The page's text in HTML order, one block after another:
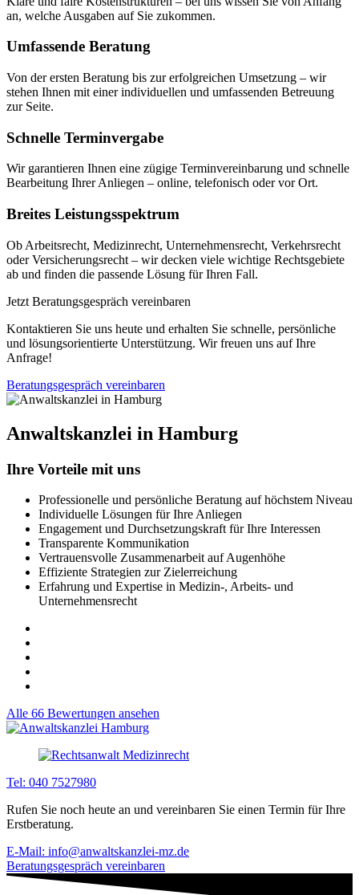
an, welche Ausgaben auf Sie zukommen.
Umfassende Beratung
Von der ersten Beratung bis zur erfolgreichen Umsetzung – wir
stehen Ihnen mit einer individuellen und umfassenden Betreuung
zur Seite.
Schnelle Terminvergabe
Wir garantieren Ihnen eine zügige Terminvereinbarung und schnelle
Bearbeitung Ihrer Anliegen – online, telefonisch oder vor Ort.
Breites Leistungsspektrum
Ob Arbeitsrecht, Medizinrecht, Unternehmensrecht, Verkehrsrecht
oder Versicherungsrecht – wir decken viele wichtige Rechtsgebiete
ab und finden die passende Lösung für Ihren Fall.
Jetzt Beratungsgespräch vereinbaren
Kontaktieren Sie uns heute und erhalten Sie schnelle, persönliche
und lösungsorientierte Unterstützung. Wir freuen uns auf Ihre
Anfrage!
Beratungsgespräch vereinbaren
Anwaltskanzlei in Hamburg
Ihre Vorteile mit uns
Professionelle und persönliche Beratung auf höchstem Niveau
Individuelle Lösungen für Ihre Anliegen
Engagement und Durchsetzungskraft für Ihre Interessen
Transparente Kommunikation
Vertrauensvolle Zusammenarbeit auf Augenhöhe
Effiziente Strategien zur Zielerreichung
Erfahrung und Expertise in Medizin-, Arbeits- und
Unternehmensrecht
Alle 66 Bewertungen ansehen
Tel: 040 7527980
Rufen Sie noch heute an und vereinbaren Sie einen Termin für Ihre
Erstberatung.
E-Mail: info@anwaltskanzlei-mz.de
Beratungsgespräch vereinbaren